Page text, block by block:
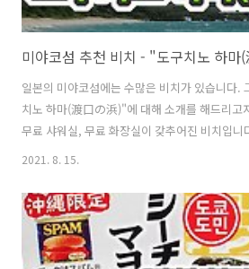
미야코섬 추천 비치 - "도구치노 하마
일본의 미야코섬에는 수많은 비치가 있습니다.
치노 하마(渡口の浜)"에 대해 소개를 해드리고
무료 샤워실, 무료 화장실이 갖추어진 비치입
835*10 무료 주차장 대부분이 무료주차장이
주차장인곳도 있더라고요. 여기도 그렇게 넓지
습니다. 무료 샤워실, 화장실 화장실이나 샤워
만, 이곳 "도구치노 하마(渡口の浜)"는 무료 샤
2021. 8. 15.